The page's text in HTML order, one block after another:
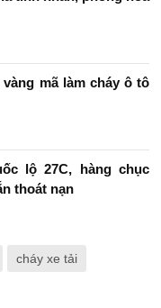
mã làm cháy ô tô
lộ 27C, hàng chục
thoát nạn
cháy xe tải